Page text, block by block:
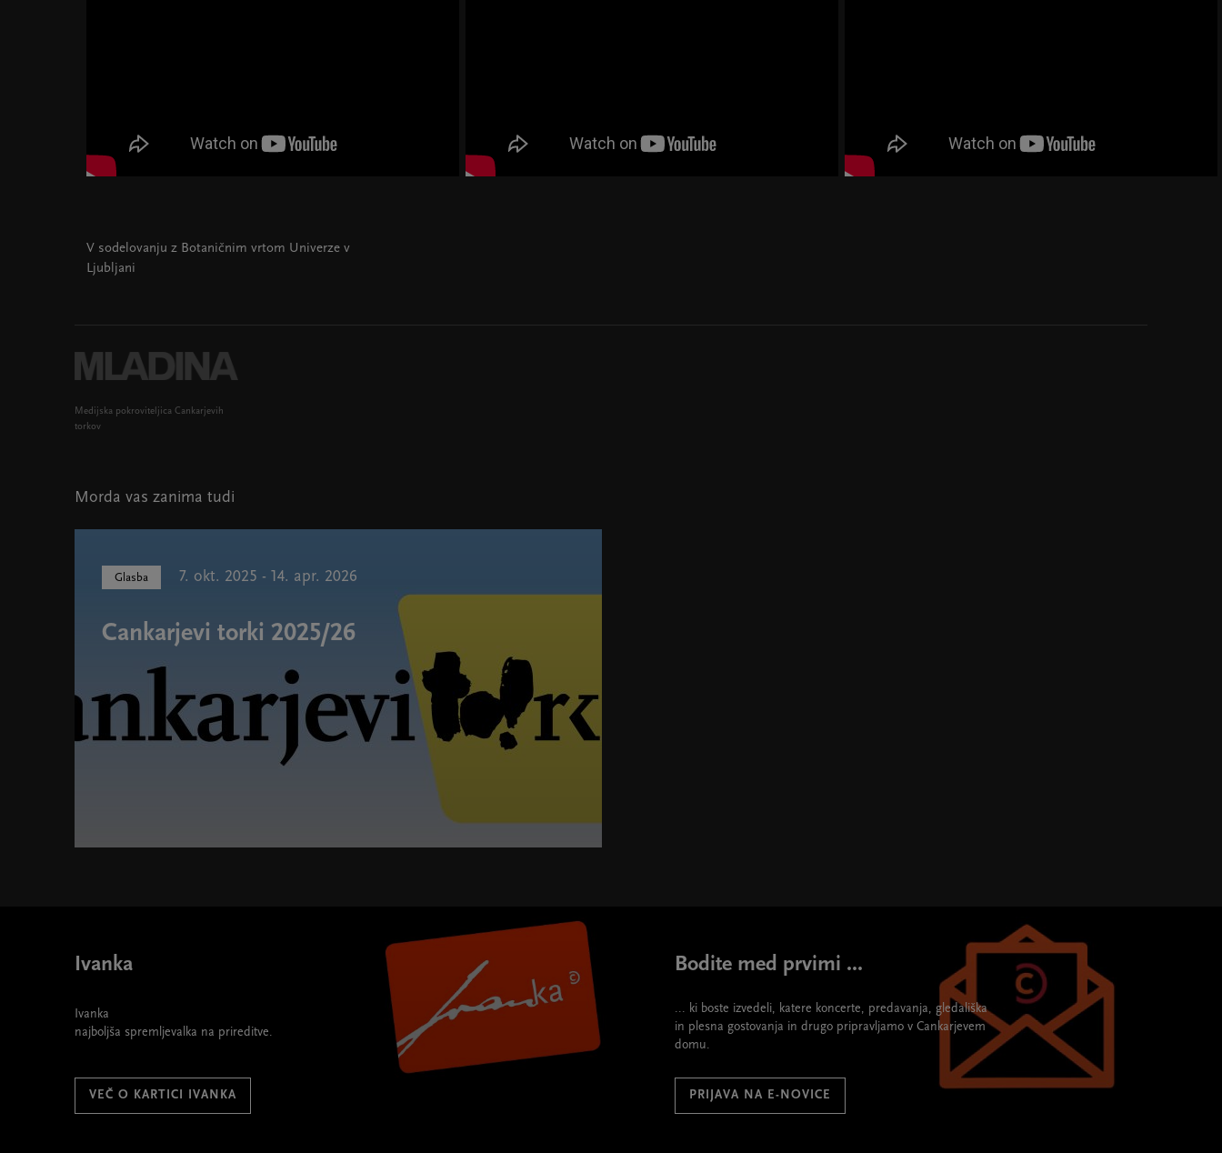
V sodelovanju z Botaničnim vrtom Univerze v
Ljubljani
Medijska pokroviteljica Cankarjevih
torkov
Morda vas zanima tudi
Glasba 7. okt. 2025 - 14. apr. 2026
Cankarjevi torki 2025/26
Ivanka
Ivanka
najboljša spremljevalka na prireditve.
VEČ O KARTICI IVANKA
Bodite med prvimi ...
... ki boste izvedeli, katere koncerte, predavanja, gledališka
in plesna gostovanja in drugo pripravljamo v Cankarjevem
domu.
PRIJAVA NA E-NOVICE